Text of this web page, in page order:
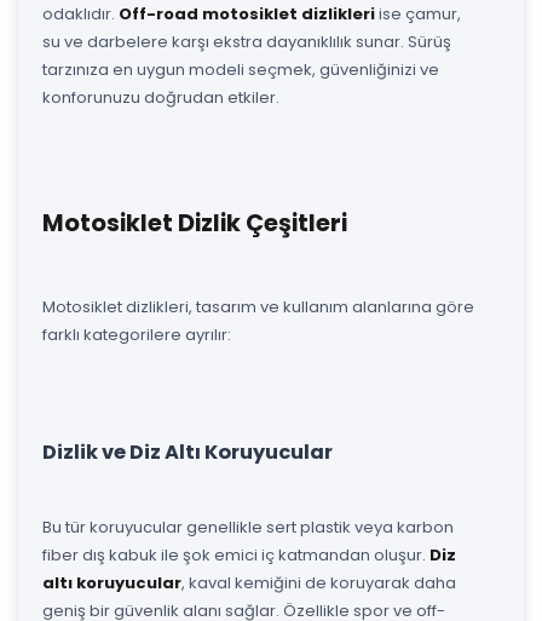
odaklıdır. Off-road motosiklet dizlikleriise çamur,
su ve darbelere karşı ekstra dayanıklılık sunar. Sürüş
tarzınıza en uygun modeli seçmek, güvenliğinizi ve
konforunuzu doğrudan etkiler.
Motosiklet Dizlik Çeşitleri
Motosiklet dizlikleri, tasarım ve kullanım alanlarına göre
farklı kategorilere ayrılır:
Dizlik ve Diz Altı Koruyucular
Bu tür koruyucular genellikle sert plastik veya karbon
fiber dış kabuk ile şok emici iç katmandan oluşur. Diz
altı koruyucular, kaval kemiğini de koruyarak daha
geniş bir güvenlik alanı sağlar. Özellikle spor ve off-